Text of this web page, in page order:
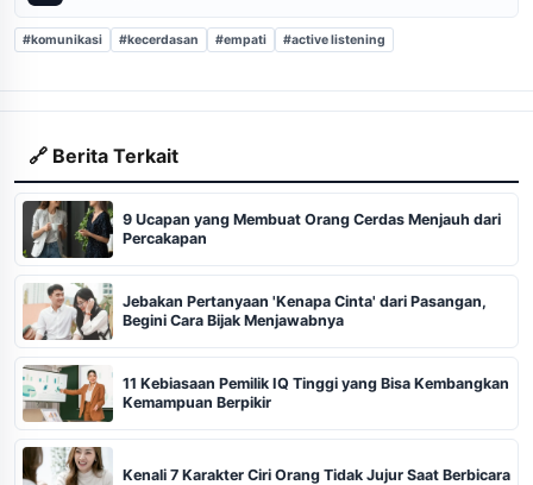
#komunikasi #kecerdasan #empati #active listening
🔗 Berita Terkait
9 Ucapan yang Membuat Orang Cerdas Menjauh dari
Percakapan
Jebakan Pertanyaan 'Kenapa Cinta' dari Pasangan,
Begini Cara Bijak Menjawabnya
11 Kebiasaan Pemilik IQ Tinggi yang Bisa Kembangkan
Kemampuan Berpikir
Kenali 7 Karakter Ciri Orang Tidak Jujur Saat Berbicara